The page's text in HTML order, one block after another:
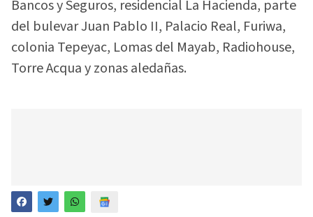
Bancos y Seguros, residencial La Hacienda, parte
del bulevar Juan Pablo II, Palacio Real, Furiwa,
colonia Tepeyac, Lomas del Mayab, Radiohouse,
Torre Acqua y zonas aledañas.